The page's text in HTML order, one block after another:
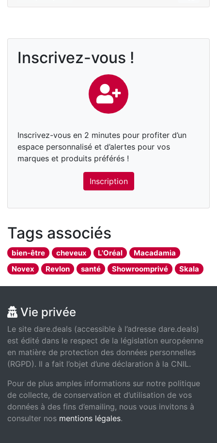
Inscrivez-vous !
Inscrivez-vous en 2 minutes pour profiter d’un
espace personnalisé et d’alertes pour vos
marques et produits préférés !
Inscription
Tags associés
bien-être cheveux L'Oréal
Macadamia
Novex
Revlon santé Showroomprivé Skala
Vie privée
Le site dare.deals (accessible à l’adresse dare.deals)
est édité dans le respect de la législation européenne
en matière de protection des données personnelles
(RGPD). Il a fait l’objet d’une déclaration à la CNIL.
Pour de plus amples informations sur notre politique
de collecte, de conservation et d’utilisation de vos
données à des fins d’emailing, nous vous invitons à
consulter nos mentions légales.